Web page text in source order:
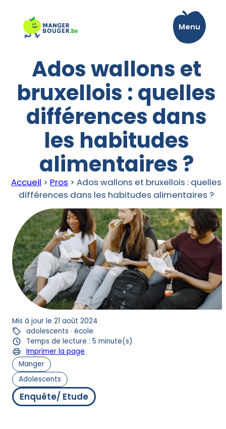
contenu
Menu
Ados wallons et
bruxellois : quelles
différences dans
les habitudes
alimentaires ?
Accueil > Pros >Ados wallons et bruxellois : quelles
différences dans les habitudes alimentaires ?
Mis à jour le 21 août 2024
adolescents · école
Temps de lecture : 5 minute(s)
Imprimer la page
Manger
Adolescents
Enquête/ Etude